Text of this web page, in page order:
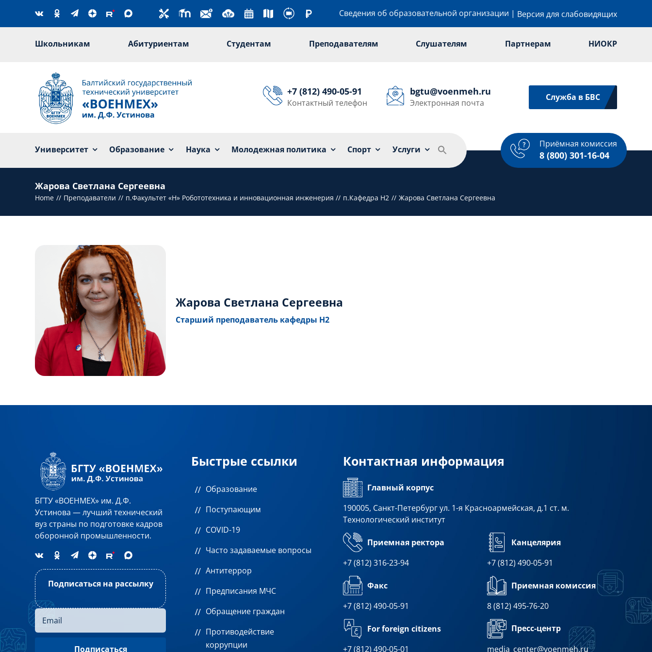
content
Сведения об образовательной организации | Версия для слабовидящих
Школьникам Абитуриентам Студентам Преподавателям Слушателям Партнерам НИОКР
+7 (812) 490-05-91
Контактный телефон
bgtu@voenmeh.ru
Электронная почта
Служба в БВС
Университет Образование Наука Молодежная политика Спорт Услуги
Приёмная комиссия
8 (800) 301-16-04
Университет Образование Наука Молодежная политика Спорт Услуги
Жарова Светлана Сергеевна
Home Преподаватели п.Факультет «Н» Робототехника и инновационная инженерия п.Кафедра Н2 Жарова Светлана Сергеевна
Жарова Светлана Сергеевна
Старший преподаватель кафедры Н2
БГТУ «ВОЕНМЕХ» им. Д.Ф.
Устинова — лучший технический
вуз страны по подготовке кадров
оборонной промышленности.
Подписаться на рассылку
Быстрые ссылки
Образование
Поступающим
COVID-19
Часто задаваемые вопросы
Антитеррор
Предписания МЧС
Обращение граждан
Противодействие
коррупции
Контактная информация
Главный корпус
190005, Санкт-Петербург ул. 1-я Красноармейская, д.1 ст. м.
Технологический институт
Приемная ректора
+7 (812) 316-23-94
Канцелярия
+7 (812) 490-05-91
Факс
+7 (812) 490-05-91
Приемная комиссия
8 (812) 495-76-20
For foreign citizens
+7 (812) 490-05-01
Пресс-центр
media_center@voenmeh.ru